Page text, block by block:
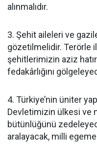
alınmalıdır.
3. Şehit aileleri ve
gözetilmelidir. Terörle
şehitlerimizin aziz
fedakârlığını
4. Türkiye’nin üniter
Devletimizin ülkesi ve
bütünlüğünü
aralayacak, milli